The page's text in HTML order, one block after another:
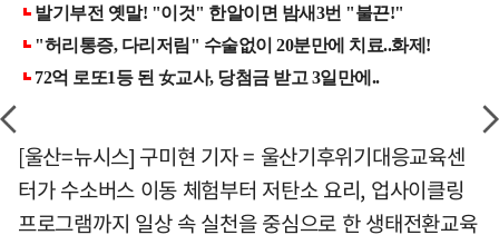
[울산=뉴시스] 구미현 기자 = 울산기후위기대응교육센
터가 수소버스 이동 체험부터 저탄소 요리, 업사이클링
프로그램까지 일상 속 실천을 중심으로 한 생태전환교육